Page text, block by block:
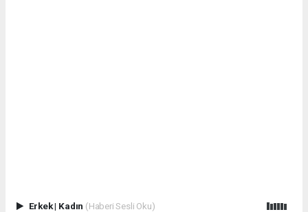
Erkek| Kadın (Haberi Sesli Oku)